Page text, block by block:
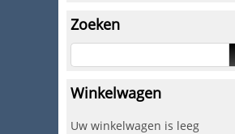
Zoeken
Winkelwagen
Uw winkelwagen is leeg